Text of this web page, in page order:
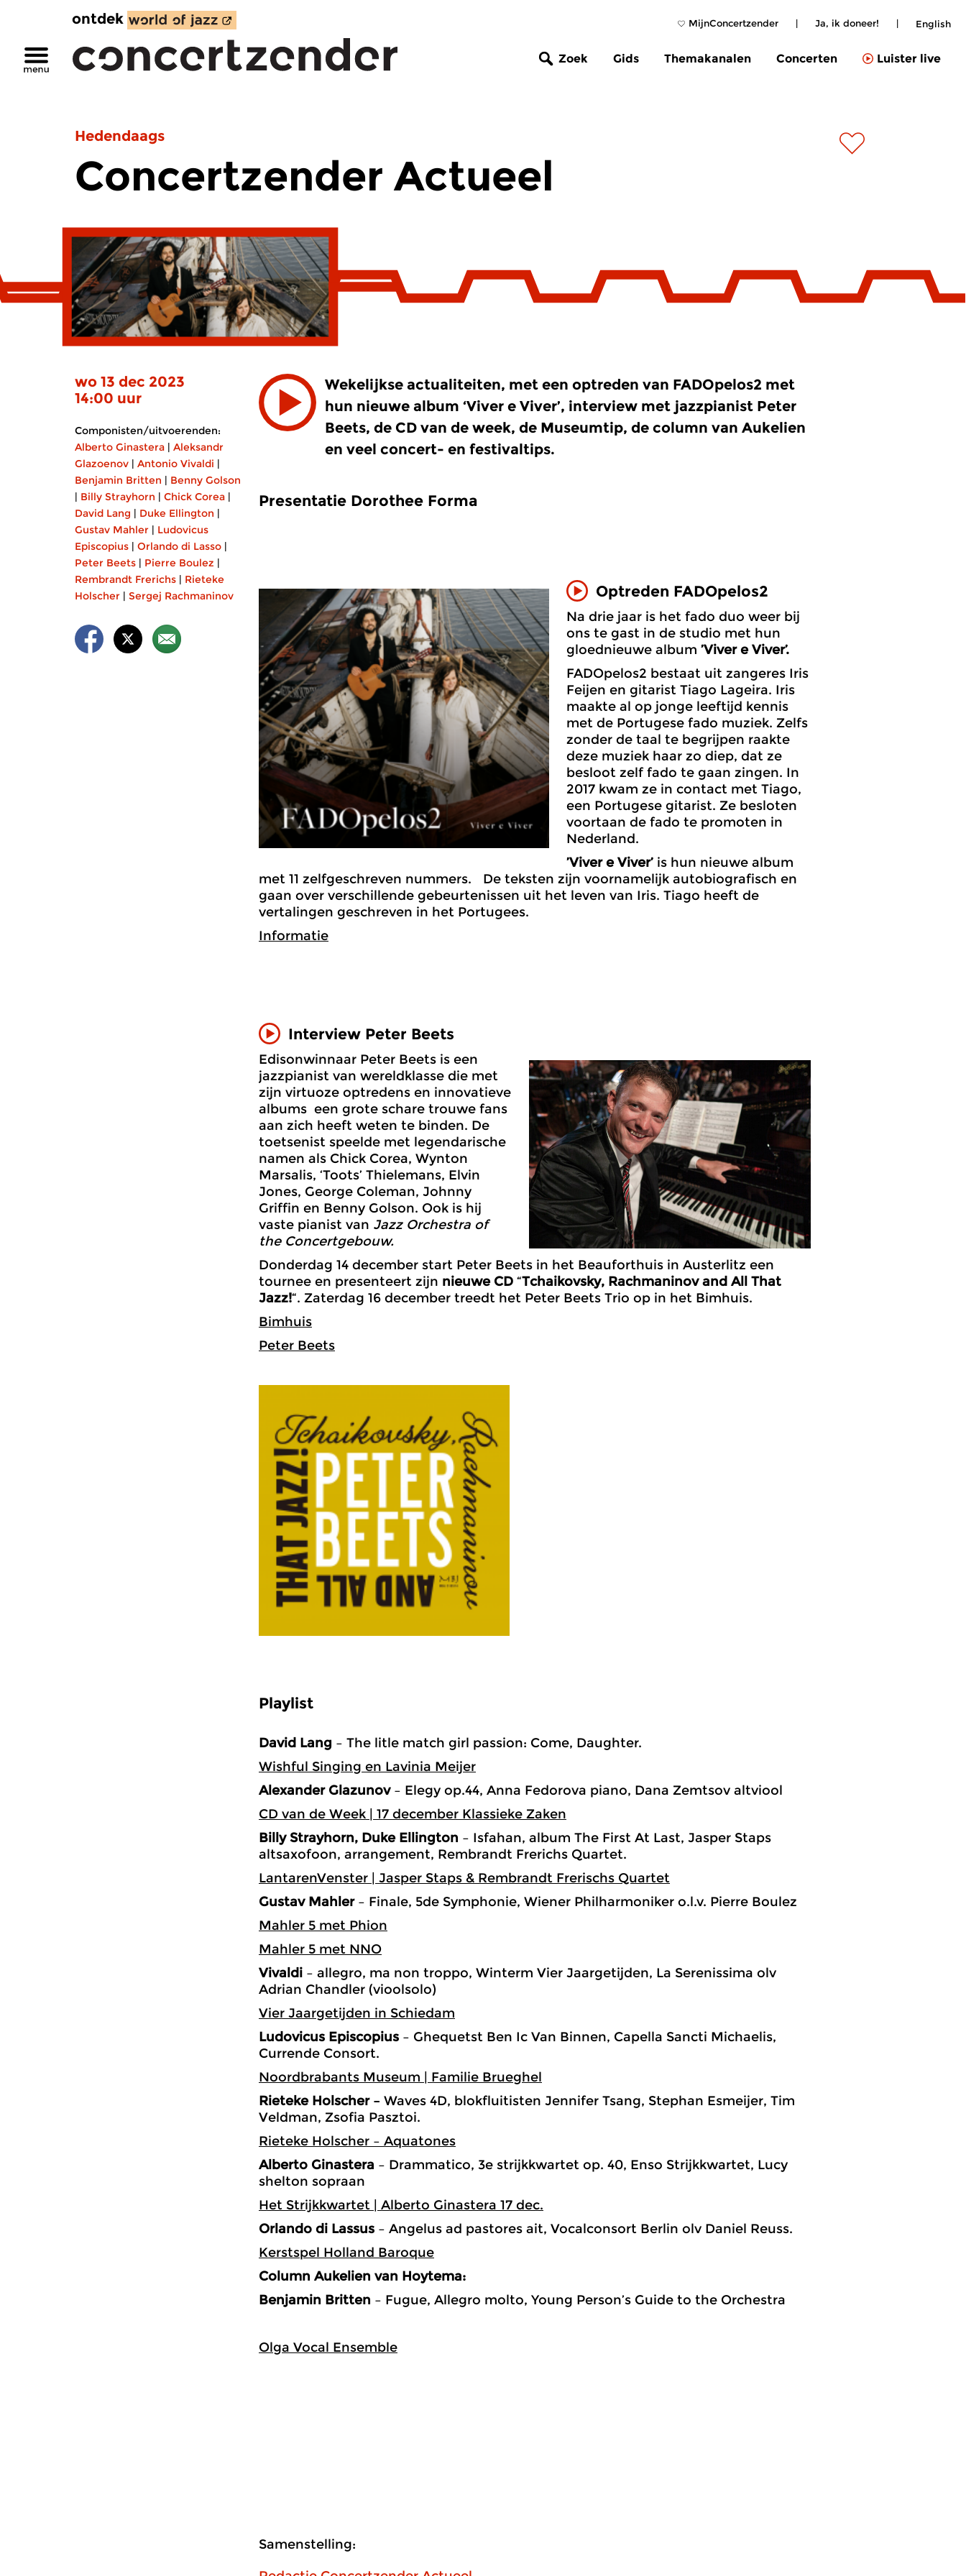
MijnConcertzender | Ja, ik doneer! | English
ontdek
Zoek Gids Themakanalen Concerten Luister live
Hedendaags
Concertzender Actueel
wo 13 dec 2023
14:00 uur
Componisten/uitvoerenden:
Alberto Ginastera | Aleksandr
Glazoenov | Antonio Vivaldi |
Benjamin Britten | Benny Golson
| Billy Strayhorn | Chick Corea |
David Lang | Duke Ellington |
Gustav Mahler | Ludovicus
Episcopius | Orlando di Lasso |
Peter Beets | Pierre Boulez |
Rembrandt Frerichs | Rieteke
Holscher | Sergej Rachmaninov
Wekelijkse actualiteiten, met een optreden van FADOpelos2 met
hun nieuwe album ‘Viver e Viver’, interview met jazzpianist Peter
Beets, de CD van de week, de Museumtip, de column van Aukelien
en veel concert- en festivaltips.
Presentatie Dorothee Forma
Optreden FADOpelos2
Na drie jaar is het fado duo weer bij
ons te gast in de studio met hun
gloednieuwe album ’Viver e Viver’.
FADOpelos2 bestaat uit zangeres Iris
Feijen en gitarist Tiago Lageira. Iris
maakte al op jonge leeftijd kennis
met de Portugese fado muziek. Zelfs
zonder de taal te begrijpen raakte
deze muziek haar zo diep, dat ze
besloot zelf fado te gaan zingen. In
2017 kwam ze in contact met Tiago,
een Portugese gitarist. Ze besloten
voortaan de fado te promoten in
Nederland.
’Viver e Viver’ is hun nieuwe album
met 11 zelfgeschreven nummers. De teksten zijn voornamelijk autobiografisch en
gaan over verschillende gebeurtenissen uit het leven van Iris. Tiago heeft de
vertalingen geschreven in het Portugees.
Informatie
Interview Peter Beets
Edisonwinnaar Peter Beets is een
jazzpianist van wereldklasse die met
zijn virtuoze optredens en innovatieve
albums een grote schare trouwe fans
aan zich heeft weten te binden. De
toetsenist speelde met legendarische
namen als Chick Corea, Wynton
Marsalis, ‘Toots’ Thielemans, Elvin
Jones, George Coleman, Johnny
Griffin en Benny Golson. Ook is hij
vaste pianist van Jazz Orchestra of
the Concertgebouw.
Donderdag 14 december start Peter Beets in het Beauforthuis in Austerlitz een
tournee en presenteert zijn nieuwe CD “Tchaikovsky, Rachmaninov and All That
Jazz!“. Zaterdag 16 december treedt het Peter Beets Trio op in het Bimhuis.
Bimhuis
Peter Beets
Playlist
David Lang – The litle match girl passion: Come, Daughter.
Wishful Singing en Lavinia Meijer
Alexander Glazunov– Elegy op.44, Anna Fedorova piano, Dana Zemtsov altviool
CD van de Week | 17 december Klassieke Zaken
Billy Strayhorn, Duke Ellington – Isfahan, album The First At Last, Jasper Staps
altsaxofoon, arrangement, Rembrandt Frerichs Quartet.
LantarenVenster | Jasper Staps & Rembrandt Frerischs Quartet
Gustav Mahler– Finale, 5de Symphonie, Wiener Philharmoniker o.l.v. Pierre Boulez
Mahler 5 met Phion
Mahler 5 met NNO
Vivaldi – allegro, ma non troppo, Winterm Vier Jaargetijden, La Serenissima olv
Adrian Chandler (vioolsolo)
Vier Jaargetijden in Schiedam
Ludovicus Episcopius – Ghequetst Ben Ic Van Binnen, Capella Sancti Michaelis,
Currende Consort.
Noordbrabants Museum | Familie Brueghel
Rieteke Holscher – Waves 4D, blokfluitisten Jennifer Tsang, Stephan Esmeijer, Tim
Veldman, Zsofia Pasztoi.
Rieteke Holscher – Aquatones
Alberto Ginastera – Drammatico, 3e strijkkwartet op. 40, Enso Strijkkwartet, Lucy
shelton sopraan
Het Strijkkwartet | Alberto Ginastera 17 dec.
Orlando di Lassus – Angelus ad pastores ait, Vocalconsort Berlin olv Daniel Reuss.
Kerstspel Holland Baroque
Column Aukelien van Hoytema:
Benjamin Britten – Fugue, Allegro molto, Young Person’s Guide to the Orchestra
Olga Vocal Ensemble
Samenstelling: